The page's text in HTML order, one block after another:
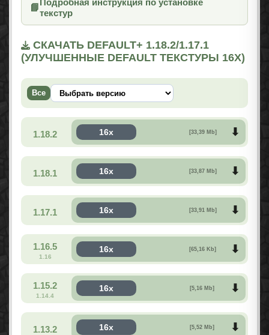
📘
Подробная инструкция по установке
текстур
СКАЧАТЬ DEFAULT+ 1.18.2/1.17.1
(УЛУЧШЕННЫЕ DEFAULT ТЕКСТУРЫ 16X)
Все
1.18.2 16x [33,39 Mb]
1.18.1 16x [33,87 Mb]
1.17.1 16x [33,91 Mb]
1.16.5
1.16
16x [65,16 Kb]
1.15.2
1.14.4
16x [5,16 Mb]
1.13.2 16x [5,52 Mb]